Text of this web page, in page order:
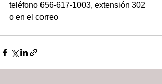
teléfono 656-617-1003, extensión 302
o en el correo